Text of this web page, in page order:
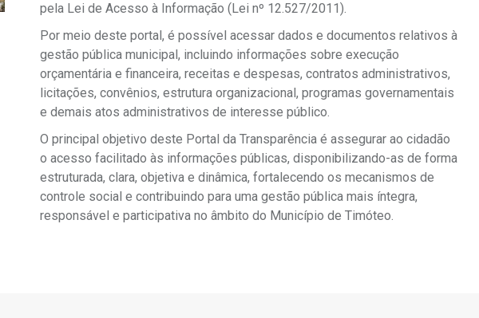
pela Lei de Acesso à Informação (Lei nº 12.527/2011).
Por meio deste portal, é possível acessar dados e documentos relativos à
gestão pública municipal, incluindo informações sobre execução
orçamentária e financeira, receitas e despesas, contratos administrativos,
licitações, convênios, estrutura organizacional, programas governamentais
e demais atos administrativos de interesse público.
O principal objetivo deste Portal da Transparência é assegurar ao cidadão
o acesso facilitado às informações públicas, disponibilizando-as de forma
estruturada, clara, objetiva e dinâmica, fortalecendo os mecanismos de
controle social e contribuindo para uma gestão pública mais íntegra,
responsável e participativa no âmbito do Município de Timóteo.